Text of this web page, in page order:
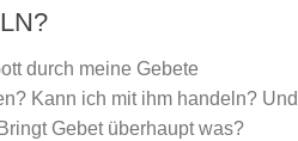
durch meine Gebete
Kann ich mit ihm handeln? Und
Gebet überhaupt was?